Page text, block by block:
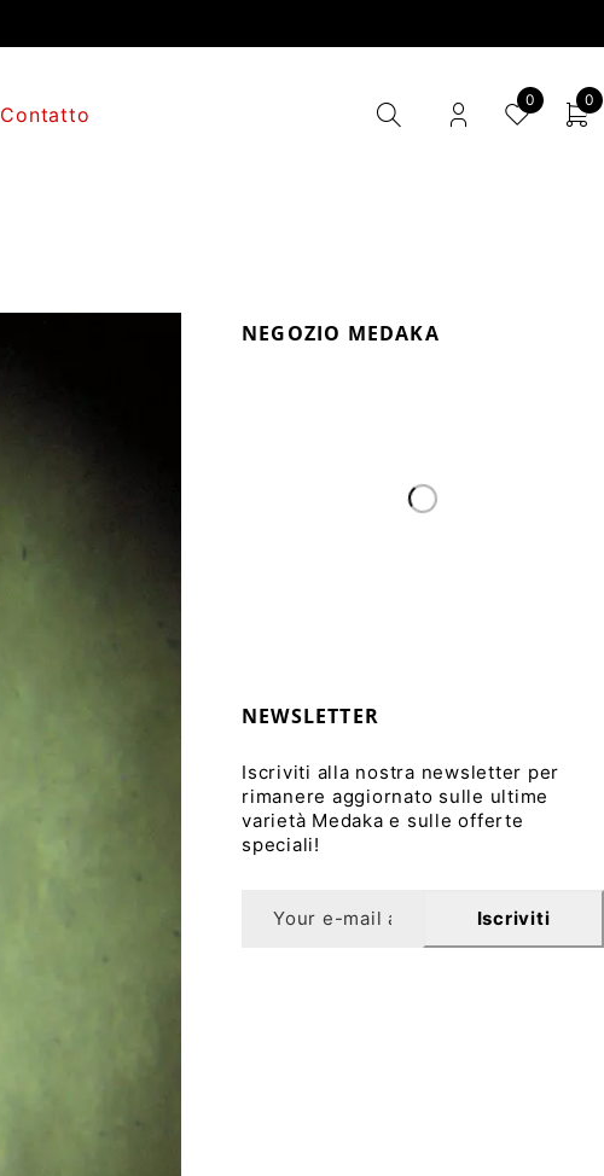
Contatto
0 0
NEGOZIO MEDAKA
NEWSLETTER
Iscriviti alla nostra newsletter per
rimanere aggiornato sulle ultime
varietà Medaka e sulle offerte
speciali!
Iscriviti